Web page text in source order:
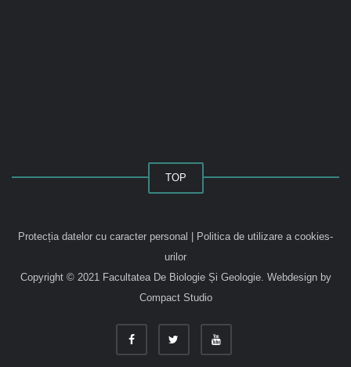
TOP
Protecția datelor cu caracter personal
Politica de utilizare a cookies-
urilor
Copyright © 2021 Facultatea De Biologie Și Geologie. Webdesign by
Compact Studio